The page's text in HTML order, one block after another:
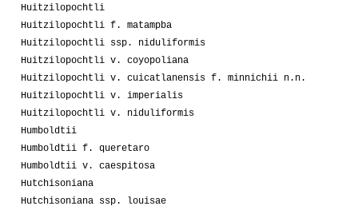
Huitzilopochtli
Huitzilopochtli f. matampba
Huitzilopochtli ssp. niduliformis
Huitzilopochtli v. coyopoliana
Huitzilopochtli v. cuicatlanensis f. minnichii n.n.
Huitzilopochtli v. imperialis
Huitzilopochtli v. niduliformis
Humboldtii
Humboldtii f. queretaro
Humboldtii v. caespitosa
Hutchisoniana
Hutchisoniana ssp. louisae